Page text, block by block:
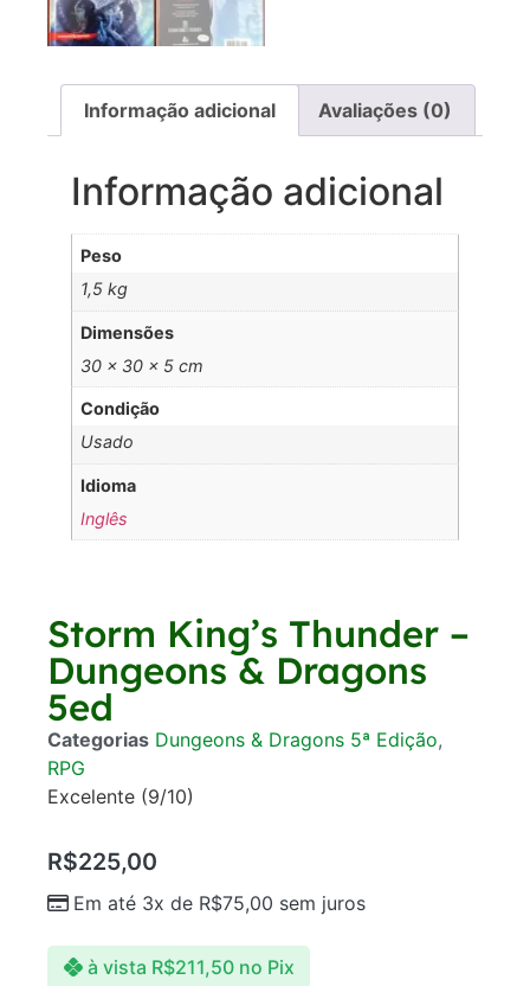
Informação adicional Avaliações (0)
Informação adicional
Peso
1,5 kg
Dimensões
30 × 30 × 5 cm
Condição
Usado
Idioma
Inglês
Storm King’s Thunder –
Dungeons & Dragons
5ed
Categorias Dungeons & Dragons 5ª Edição,
RPG
Excelente (9/10)
R$225,00
Em até 3x de R$75,00 sem juros
à vista R$211,50 no Pix